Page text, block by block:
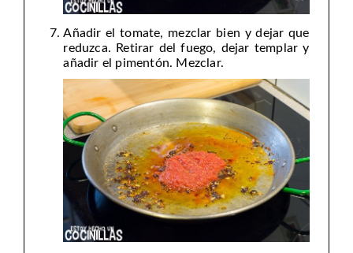
Añadir el tomate, mezclar bien y dejar que
reduzca. Retirar del fuego, dejar templar y
añadir el pimentón. Mezclar.